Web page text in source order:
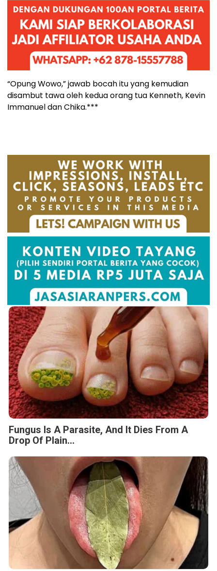
“Opung Wowo,” jawab bocah itu yang kemudian
disambut tawa oleh kedua orang tua Kenneth, Kevin
Immanuel dan Chika.***
Fungus Is A Parasite, And It Dies From A
Drop Of Plain...